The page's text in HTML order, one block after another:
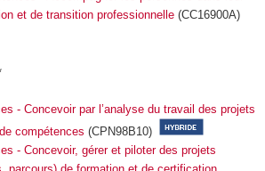
et de transition professionnelle (CC16900A)
- Concevoir par l’analyse du travail des projets
compétences (CPN98B10)
- Concevoir, gérer et piloter des projets